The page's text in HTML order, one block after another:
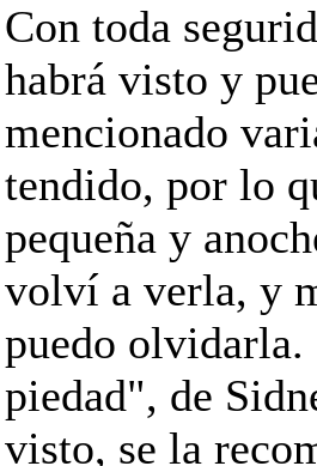
Con toda
habrá visto y
mencionado
tendido, por lo
pequeña y
volví a verla, y
puedo olvidarla.
piedad", de
visto, se la